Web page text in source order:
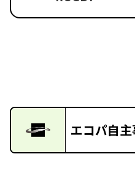
エコパ自